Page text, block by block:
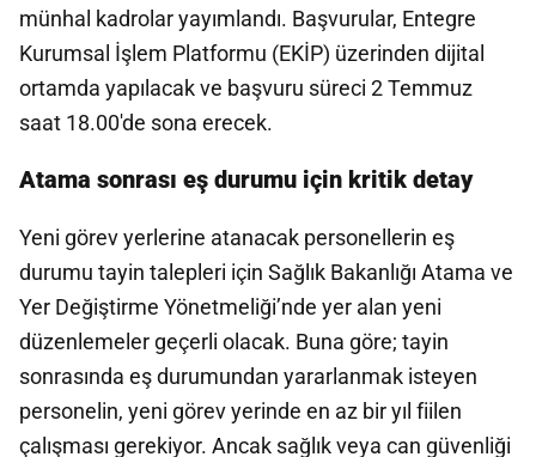
münhal kadrolar yayımlandı. Başvurular, Entegre
Kurumsal İşlem Platformu (EKİP) üzerinden dijital
ortamda yapılacak ve başvuru süreci 2 Temmuz
saat 18.00'de sona erecek.
Atama sonrası eş durumu için kritik detay
Yeni görev yerlerine atanacak personellerin eş
durumu tayin talepleri için Sağlık Bakanlığı Atama ve
Yer Değiştirme Yönetmeliği’nde yer alan yeni
düzenlemeler geçerli olacak. Buna göre; tayin
sonrasında eş durumundan yararlanmak isteyen
personelin, yeni görev yerinde en az bir yıl fiilen
çalışması gerekiyor. Ancak sağlık veya can güvenliği